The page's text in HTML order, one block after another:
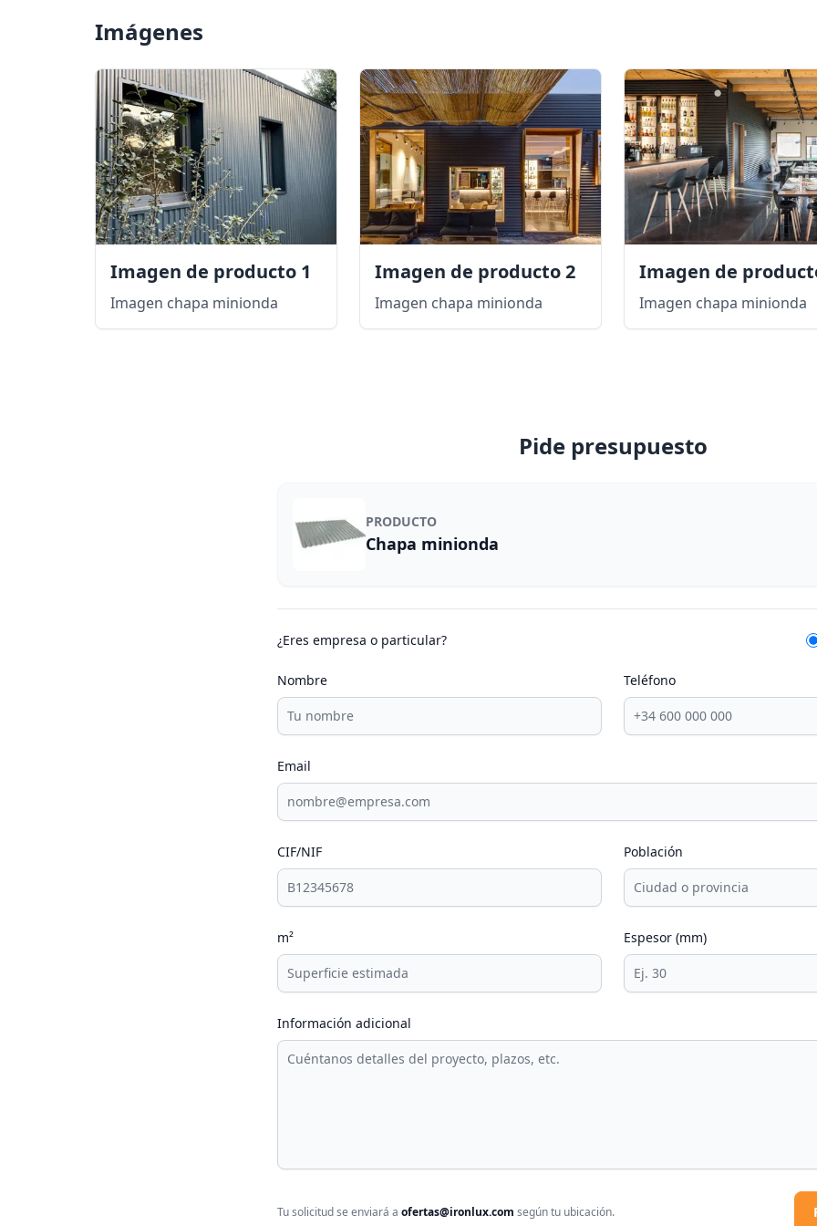
Imágenes
Imagen de producto 1
Imagen chapa minionda
Imagen de producto 2
Imagen chapa minionda
Imagen de
Imagen chapa minionda
Pide presupuesto
PRODUCTO
Chapa minionda
¿Eres empresa o particular?
Nombre Teléfono
Email
CIF/NIF Población
m² Espesor (mm)
Información adicional
Tu solicitud se enviará a ofertas@ironlux.com según tu ubicación.